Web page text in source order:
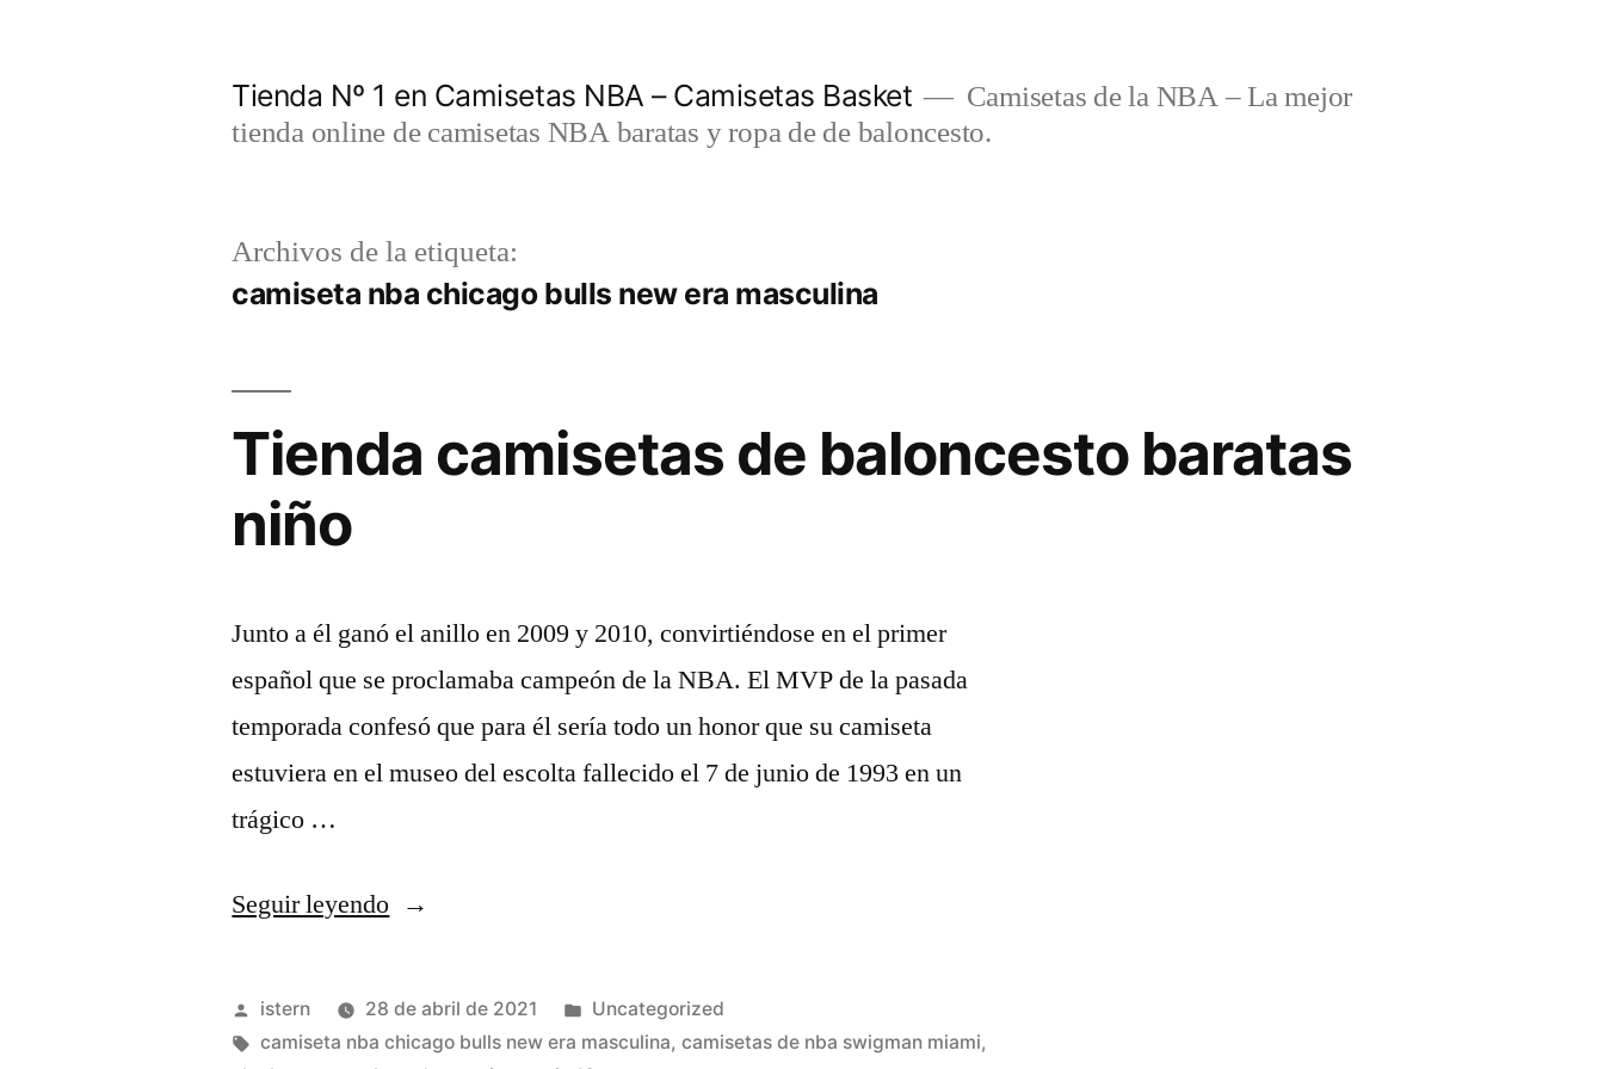
Tienda Nº 1 en Camisetas NBA – Camisetas Basket
Camisetas de la NBA – La mejor
tienda online de camisetas NBA baratas y ropa de de baloncesto.
Archivos de la etiqueta:
camiseta nba chicago bulls new era masculina
Tienda camisetas de baloncesto baratas
niño
Junto a él ganó el anillo en 2009 y 2010, convirtiéndose en el primer
español que se proclamaba campeón de la NBA. El MVP de la pasada
temporada confesó que para él sería todo un honor que su camiseta
estuviera en el museo del escolta fallecido el 7 de junio de 1993 en un
trágico …
Seguir leyendo«Tienda
de
baloncesto
Publicado
por
istern 28 de abril de 2021
Publicado
en
Uncategorized
Etiquetas:
camiseta nba chicago bulls new era masculina,camisetas de nba swigman miami,